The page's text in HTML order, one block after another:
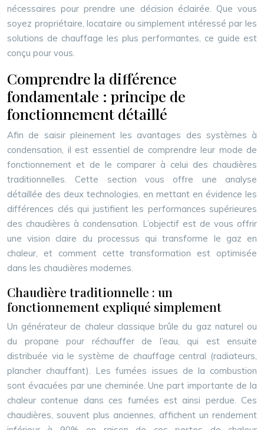
nécessaires pour prendre une décision éclairée. Que vous
soyez propriétaire, locataire ou simplement intéressé par les
solutions de chauffage les plus performantes, ce guide est
conçu pour vous.
Comprendre la différence
fondamentale : principe de
fonctionnement détaillé
Afin de saisir pleinement les avantages des systèmes à
condensation, il est essentiel de comprendre leur mode de
fonctionnement et de le comparer à celui des chaudières
traditionnelles. Cette section vous offre une analyse
détaillée des deux technologies, en mettant en évidence les
différences clés qui justifient les performances supérieures
des chaudières à condensation. L’objectif est de vous offrir
une vision claire du processus qui transforme le gaz en
chaleur, et comment cette transformation est optimisée
dans les chaudières modernes.
Chaudière traditionnelle : un
fonctionnement expliqué simplement
Un générateur de chaleur classique brûle du gaz naturel ou
du propane pour réchauffer de l’eau, qui est ensuite
distribuée via le système de chauffage central (radiateurs,
plancher chauffant). Les fumées issues de la combustion
sont évacuées par une cheminée. Une part importante de la
chaleur contenue dans ces fumées est ainsi perdue. Ces
chaudières, souvent plus anciennes, affichent un rendement